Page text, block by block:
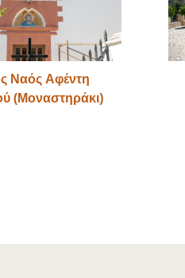
Ναός Αφέντη
(Μοναστηράκι)